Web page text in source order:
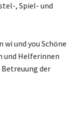
, Spiel- und
wi und you Schöne
und Helferinnen
der